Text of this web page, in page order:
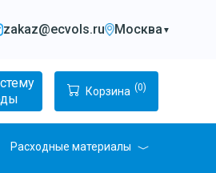
zakaz@ecvols.ru Москва ▼
Корзина (0)
Расходные материалы